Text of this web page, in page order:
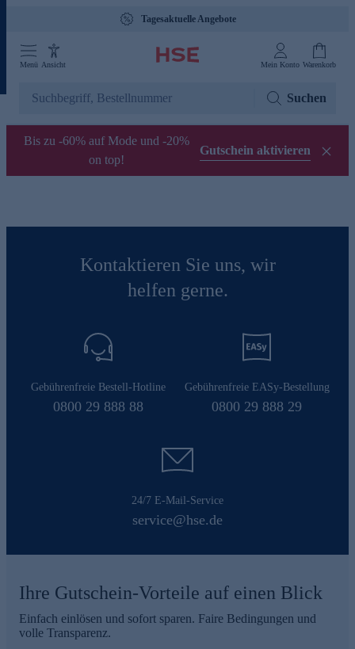
Tagesaktuelle Angebote
Menü Ansicht Mein Konto Warenkorb
Suchen
Bis zu -60% auf Mode und -20%
on top!
Gutschein aktivieren
Kontaktieren Sie uns, wir
helfen gerne.
Gebührenfreie Bestell-Hotline
0800 29 888 88
Gebührenfreie EASy-Bestellung
0800 29 888 29
24/7 E-Mail-Service
service@hse.de
Ihre Gutschein-Vorteile auf einen Blick
Einfach einlösen und sofort sparen. Faire Bedingungen und
volle Transparenz.